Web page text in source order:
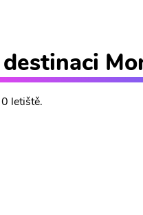
letiště.